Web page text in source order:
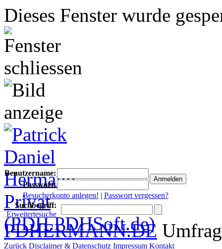
Dieses Fenster wurde
Benutzername:
Passwort:
Besucherkonto anlegen! | Passwort vergessen?
Suchbegriff:
Erweitertesuche
PDHERMANN.DE
Zurück Disclaimer & Datenschutz Impressum Kontakt